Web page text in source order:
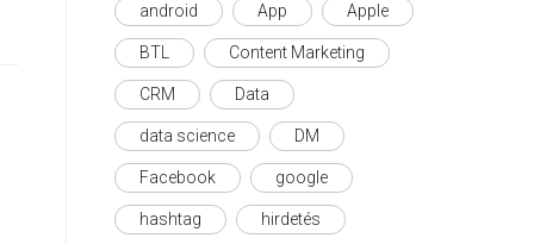
android App Apple
BTL Content Marketing
CRM Data
data science DM
Facebook google
hashtag hirdetés